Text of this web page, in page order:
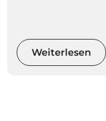
Weiterlesen